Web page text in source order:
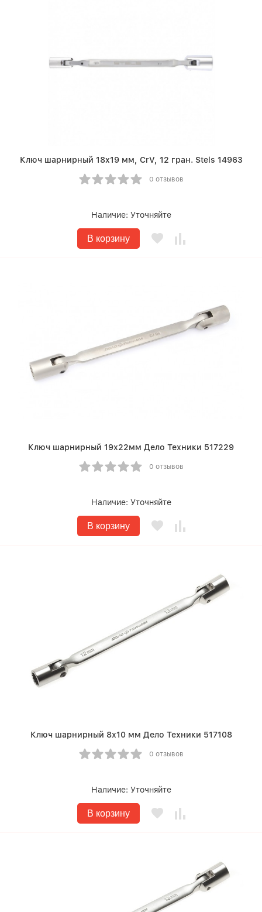
Ключ шарнирный 18х19 мм, CrV, 12 гран. Stels 14963
0 отзывов
Наличие: Уточняйте
В корзину
Ключ шарнирный 19х22мм Дело Техники 517229
0 отзывов
Наличие: Уточняйте
В корзину
Ключ шарнирный 8х10 мм Дело Техники 517108
0 отзывов
Наличие: Уточняйте
В корзину